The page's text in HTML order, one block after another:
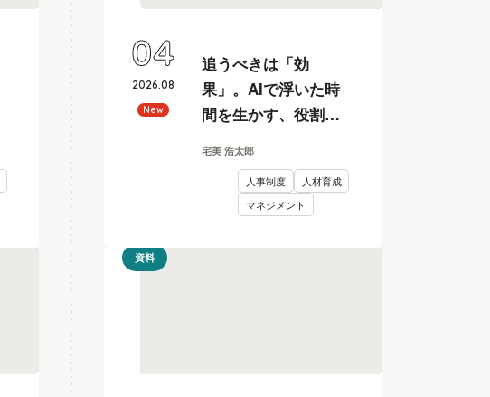
追うべきは「効
果」。AIで浮いた時
間を生かす、役割と
宅美 浩太郎
人事制度
人材育成
マネジメント
2026.08
04
New
資料